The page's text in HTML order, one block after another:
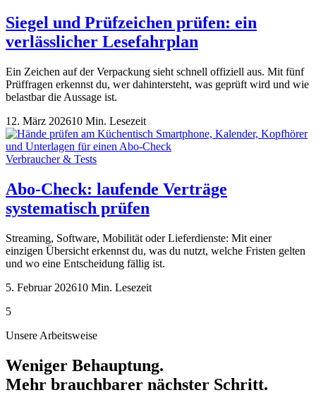
Siegel und Prüfzeichen prüfen: ein
verlässlicher Lesefahrplan
Ein Zeichen auf der Verpackung sieht schnell offiziell aus. Mit fünf
Prüffragen erkennst du, wer dahintersteht, was geprüft wird und wie
belastbar die Aussage ist.
12. März 202610 Min. Lesezeit
Verbraucher & Tests
Abo-Check: laufende Verträge
systematisch prüfen
Streaming, Software, Mobilität oder Lieferdienste: Mit einer
einzigen Übersicht erkennst du, was du nutzt, welche Fristen gelten
und wo eine Entscheidung fällig ist.
5. Februar 202610 Min. Lesezeit
5
Unsere Arbeitsweise
Weniger Behauptung.
Mehr brauchbarer nächster Schritt.